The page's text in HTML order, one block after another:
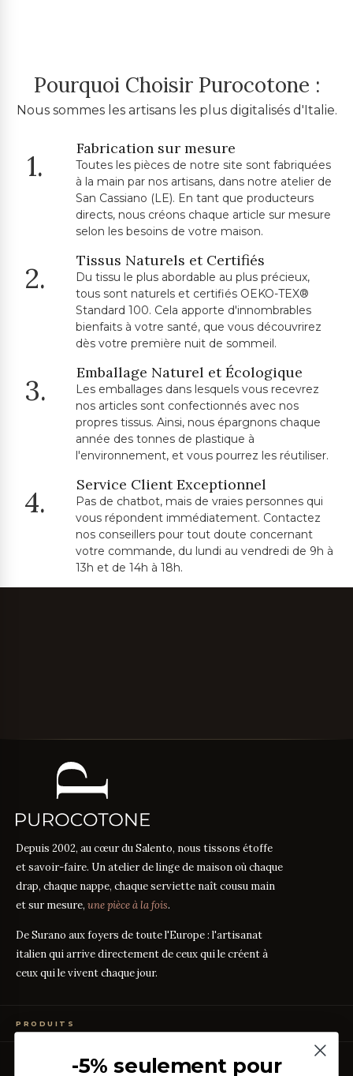
Pourquoi Choisir Purocotone :
Nous sommes les artisans les plus digitalisés d'Italie.
1.
Fabrication sur mesure
Toutes les pièces de notre site sont fabriquées
à la main par nos artisans, dans notre atelier de
San Cassiano (LE). En tant que producteurs
directs, nous créons chaque article sur mesure
selon les besoins de votre maison.
2.
Tissus Naturels et Certifiés
Du tissu le plus abordable au plus précieux,
tous sont naturels et certifiés OEKO-TEX®
Standard 100. Cela apporte d'innombrables
bienfaits à votre santé, que vous découvrirez
dès votre première nuit de sommeil.
3.
Emballage Naturel et Écologique
Les emballages dans lesquels vous recevrez
nos articles sont confectionnés avec nos
propres tissus. Ainsi, nous épargnons chaque
année des tonnes de plastique à
l'environnement, et vous pourrez les réutiliser.
4.
Service Client Exceptionnel
Pas de chatbot, mais de vraies personnes qui
vous répondent immédiatement. Contactez
nos conseillers pour tout doute concernant
votre commande, du lundi au vendredi de 9h à
13h et de 14h à 18h.
Depuis 2002, au cœur du Salento, nous tissons étoffe
et savoir-faire. Un atelier de linge de maison où chaque
drap, chaque nappe, chaque serviette naît cousu main
et sur mesure, une pièce à la fois.
De Surano aux foyers de toute l'Europe : l'artisanat
italien qui arrive directement de ceux qui le créent à
ceux qui le vivent chaque jour.
PRODUITS
Linge de Table
GUIDES DES TISSUS-5% seulement pour